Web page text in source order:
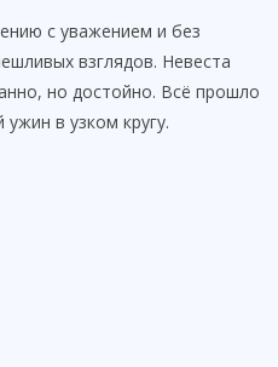
с уважением и без
взглядов. Невеста
но достойно. Всё прошло
в узком кругу.